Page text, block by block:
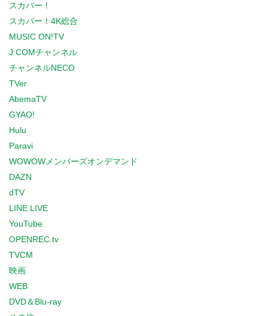
スカパー！
スカパー！4K総合
MUSIC ON!TV
J:COMチャンネル
チャンネルNECO
TVer
AbemaTV
GYAO!
Hulu
Paravi
WOWOWメンバーズオンデマンド
DAZN
dTV
LINE LIVE
YouTube
OPENREC.tv
TVCM
映画
WEB
DVD＆Blu-ray